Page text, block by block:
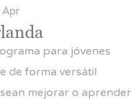
Apr
para jóvenes
de forma versátil
mejorar o aprender